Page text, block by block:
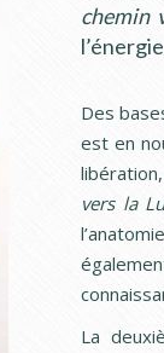
chemin
Des
est en
vers la
La